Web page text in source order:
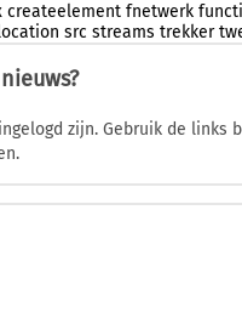
createelement fnetwerk
src streams trekker
zijn. Gebruik de links